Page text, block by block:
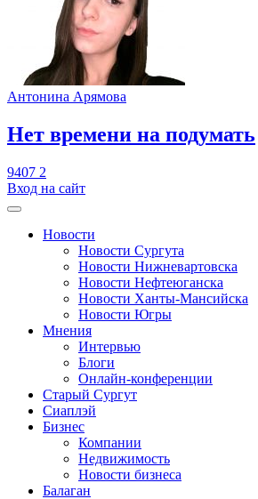
Антонина Арямова
​Нет времени на подумать
9407 2
Вход на сайт
Новости
Новости Сургута
Новости Нижневартовска
Новости Нефтеюганска
Новости Ханты-Мансийска
Новости Югры
Мнения
Интервью
Блоги
Онлайн-конференции
Старый Сургут
Сиаплэй
Бизнес
Компании
Недвижимость
Новости бизнеса
Балаган